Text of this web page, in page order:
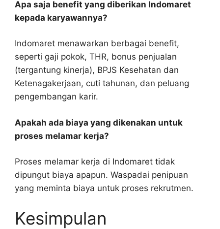
Apa saja benefit yang diberikan Indomaret
kepada karyawannya?
Indomaret menawarkan berbagai benefit,
seperti gaji pokok, THR, bonus penjualan
(tergantung kinerja), BPJS Kesehatan dan
Ketenagakerjaan, cuti tahunan, dan peluang
pengembangan karir.
Apakah ada biaya yang dikenakan untuk
proses melamar kerja?
Proses melamar kerja di Indomaret tidak
dipungut biaya apapun. Waspadai penipuan
yang meminta biaya untuk proses rekrutmen.
Kesimpulan